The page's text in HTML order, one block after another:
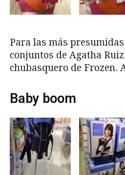
Para las más
conjuntos de Agatha
chubasquero de Frozen.
Baby boom